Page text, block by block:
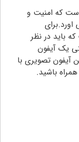
که امنیت و
باید در نظر
یک آیفون
آیفون تصویری با
باشید.